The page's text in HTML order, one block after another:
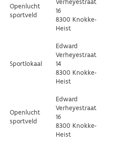
Openlucht
sportveld
Verheyestraat
16
8300 Knokke-
Heist
Sportlokaal
Edward
Verheyestraat
14
8300 Knokke-
Heist
Openlucht
sportveld
Edward
Verheyestraat
16
8300 Knokke-
Heist